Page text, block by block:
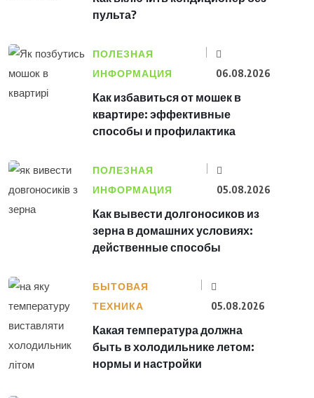
пульта?
ПОЛЕЗНАЯ
ИНФОРМАЦИЯ
06.08.2026
Как избавиться от мошек в
квартире: эффективные
способы и профилактика
ПОЛЕЗНАЯ
ИНФОРМАЦИЯ
05.08.2026
Как вывести долгоносиков из
зерна в домашних условиях:
действенные способы
БЫТОВАЯ
ТЕХНИКА
05.08.2026
Какая температура должна
быть в холодильнике летом:
нормы и настройки